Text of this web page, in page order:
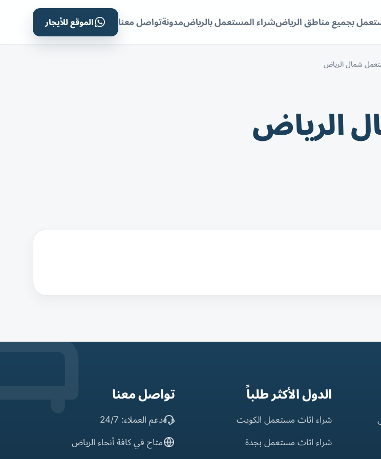
بجميع مناطق الرياضشراء المستعمل بالرياضمدونةتواصل معنا الموقع للأيجار
شمال الرياض
الرياض
الدول الأكثر طلباً
شراء اثاث مستعمل الكويت
شراء اثاث مستعمل بجدة
تواصل معنا
دعم العملاء: 24/7
متاح في كافة أنحاء الرياض